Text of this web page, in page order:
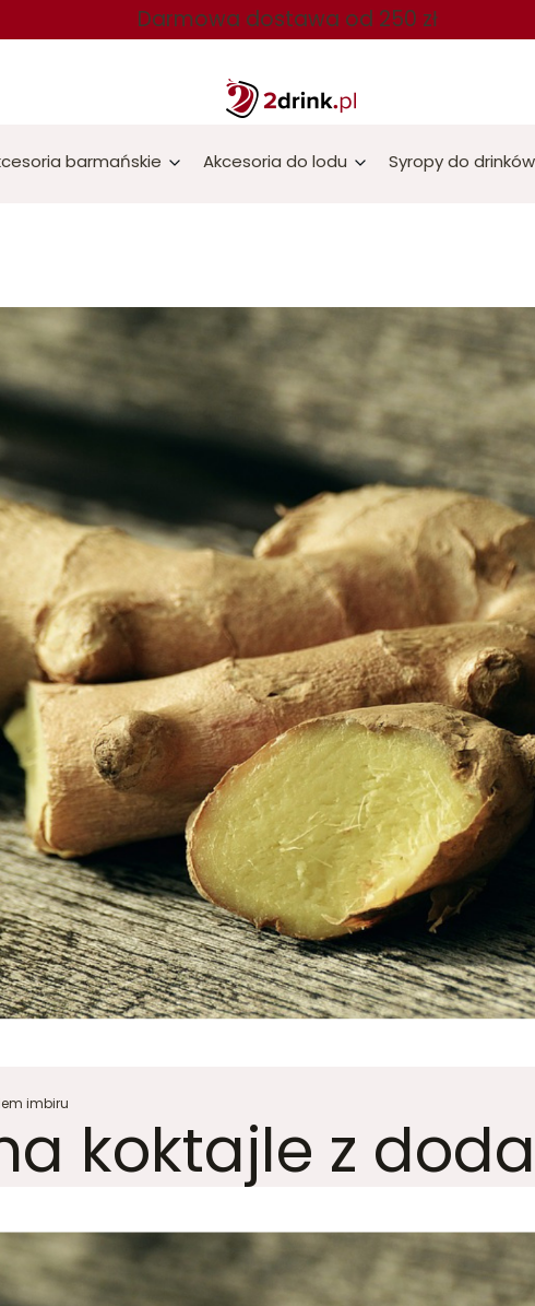
Darmowa dostawa od 250 zł
barmańskie Akcesoria do lodu Syropy do drinków
imbiru
koktajle z